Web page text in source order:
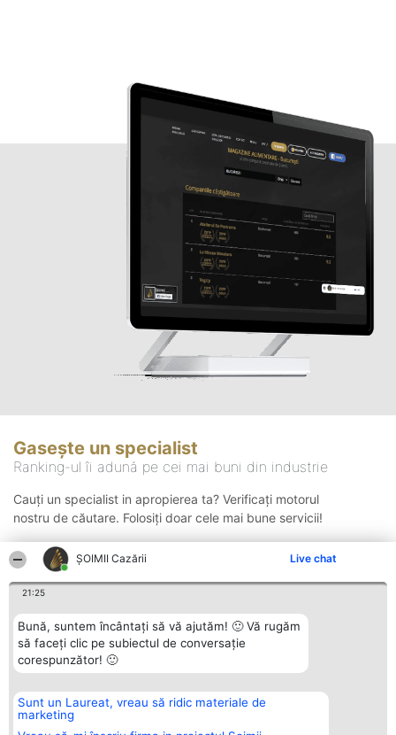
ȘOIMII Cazării Live chat
21:25
Bună, suntem încântați să vă ajutăm! 🙂 Vă rugăm
să faceți clic pe subiectul de conversație
corespunzător! 🙂
Sunt un Laureat, vreau să ridic materiale de
marketing
Gasește un specialist
Ranking-ul îi adună pe cei mai buni din industrie
Cauți un specialist in apropierea ta? Verificați motorul
nostru de căutare. Folosiți doar cele mai bune servicii!
Organizator Ranking
BRIGHT SOLUTIONS BR SRL
Aleea Timisul De Sus 2 Bl. A30
Plebiscyt
Lista Tuturor
Contact